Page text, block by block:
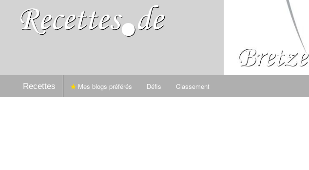
Recettes Mes blogs préférés Défis Classement